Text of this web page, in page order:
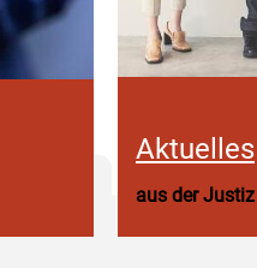
Aktuelles
aus der Justiz